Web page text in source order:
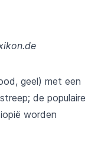
geel) met een
de populaire
worden